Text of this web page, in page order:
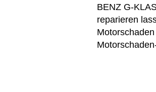
BENZ G-
reparieren